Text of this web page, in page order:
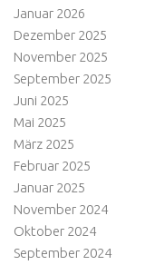
Januar 2026
Dezember 2025
November 2025
September 2025
Juni 2025
Mai 2025
März 2025
Februar 2025
Januar 2025
November 2024
Oktober 2024
September 2024